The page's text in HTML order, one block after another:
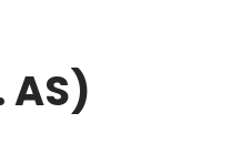
AS)